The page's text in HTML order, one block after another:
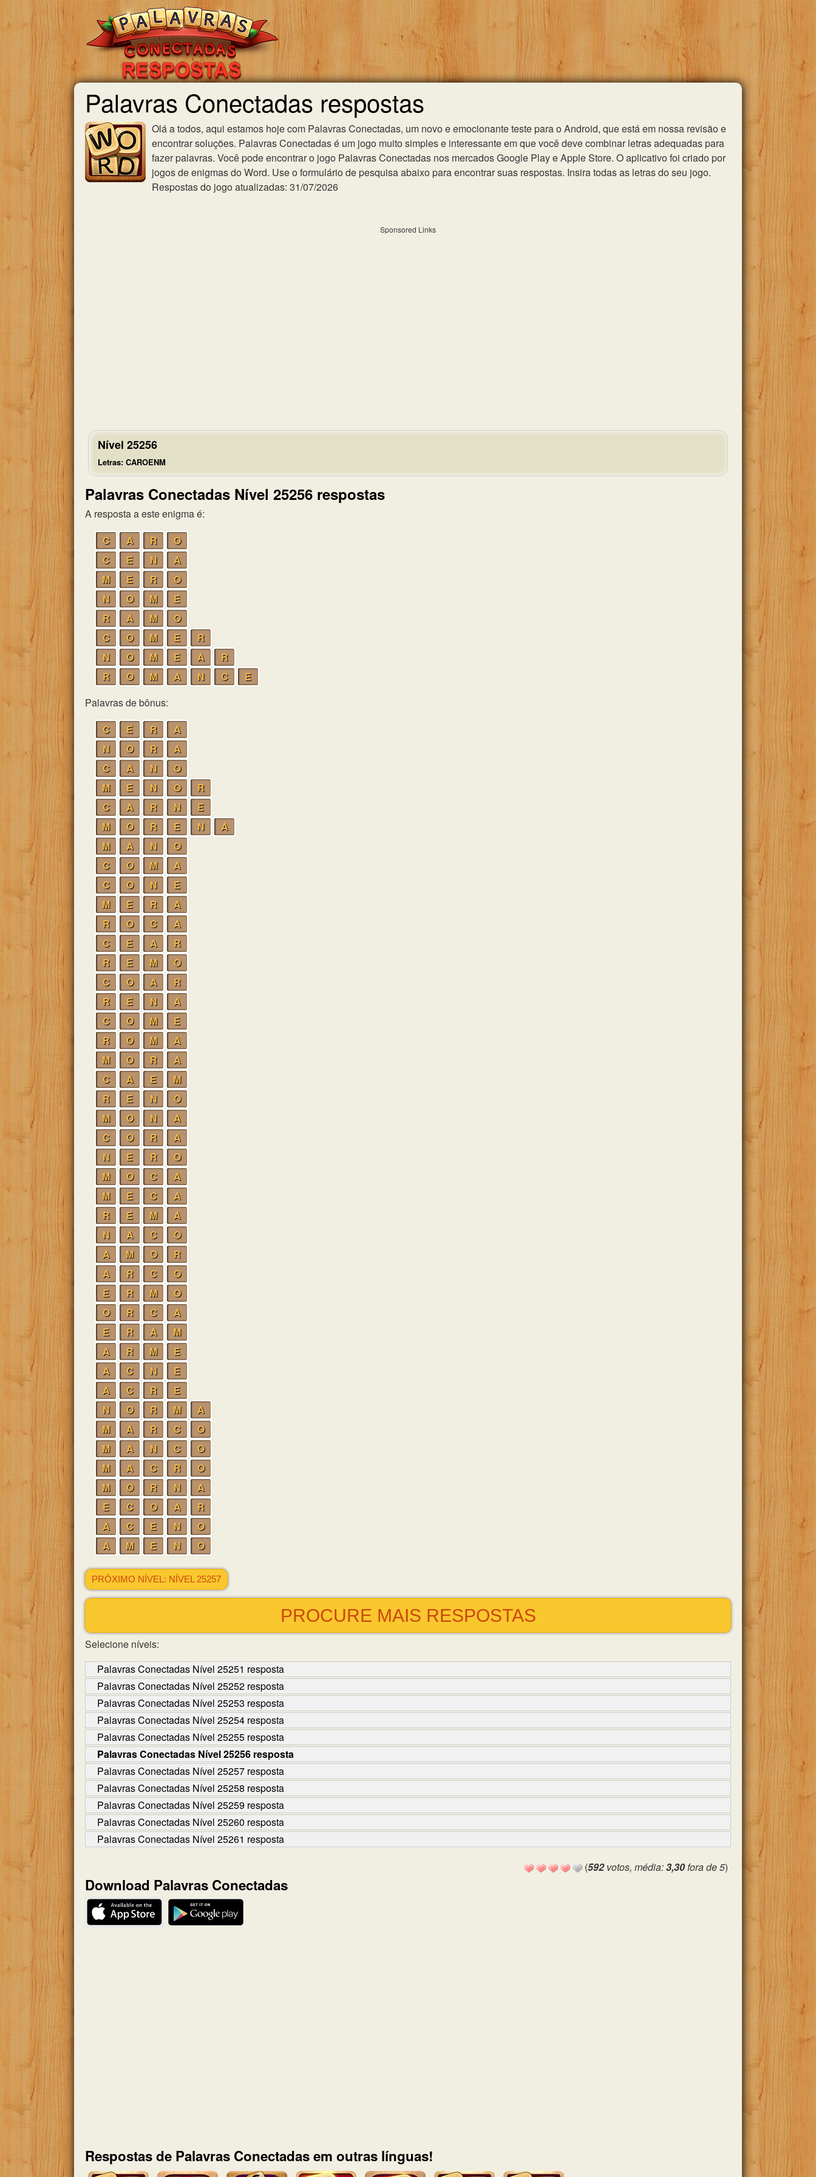
Palavras Conectadas respostas
Olá a todos, aqui estamos hoje com Palavras Conectadas, um novo e emocionante teste para o Android, que está em nossa revisão e
encontrar soluções. Palavras Conectadas é um jogo muito simples e interessante em que você deve combinar letras adequadas para
fazer palavras. Você pode encontrar o jogo Palavras Conectadas nos mercados Google Play e Apple Store. O aplicativo foi criado por
jogos de enigmas do Word. Use o formulário de pesquisa abaixo para encontrar suas respostas. Insira todas as letras do seu jogo.
Respostas do jogo atualizadas: 31/07/2026
Sponsored Links
Nível 25256
Letras: CAROENM
Palavras Conectadas Nível 25256 respostas
A resposta a este enigma é:
C
A R
O
C
E N
A
M
E R
O
N
O M
E
R
A M
O
C
O M E
R
N
O M E A
R
R
O M A N C
E
Palavras de bônus:
C
E R
A
N
O R
A
C
A N
O
M
E N O
R
C
A R N
E
M
O R E N
A
M
A N
O
C
O M
A
C
O N
E
M
E R
A
R
O C
A
C
E A
R
R
E M
O
C
O A
R
R
E N
A
C
O M
E
R
O M
A
M
O R
A
C
A E
M
R
E N
O
M
O N
A
C
O R
A
N
E R
O
M
O C
A
M
E C
A
R
E M
A
N
A C
O
A
M O
R
A
R C
O
E
R M
O
O
R C
A
E
R A
M
A
R M
E
A
C N
E
A
C R
E
N
O R M
A
M
A R C
O
M
A N C
O
M
A C R
O
M
O R N
A
E
C O A
R
A
C E N
O
A
M E N O
PRÓXIMO NÍVEL: NÍVEL 25257
PROCURE MAIS RESPOSTAS
Selecione níveis:
Palavras Conectadas Nível 25251 resposta
Palavras Conectadas Nível 25252 resposta
Palavras Conectadas Nível 25253 resposta
Palavras Conectadas Nível 25254 resposta
Palavras Conectadas Nível 25255 resposta
Palavras Conectadas Nível 25256 resposta
Palavras Conectadas Nível 25257 resposta
Palavras Conectadas Nível 25258 resposta
Palavras Conectadas Nível 25259 resposta
Palavras Conectadas Nível 25260 resposta
Palavras Conectadas Nível 25261 resposta
(592votos, média:3,30fora de 5)
Download Palavras Conectadas
Respostas de Palavras Conectadas em outras línguas!